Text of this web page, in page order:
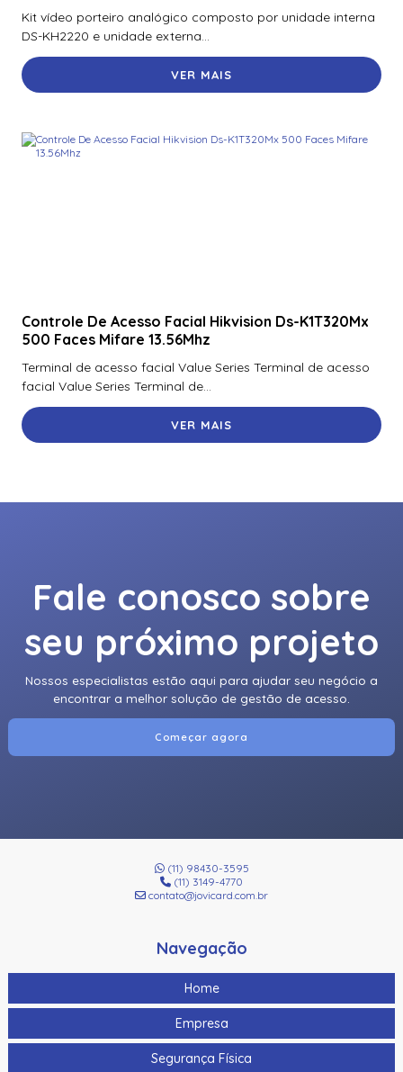
Kit vídeo porteiro analógico composto por unidade interna
DS-KH2220 e unidade externa...
VER MAIS
Controle De Acesso Facial Hikvision Ds-K1T320Mx
500 Faces Mifare 13.56Mhz
Terminal de acesso facial Value Series Terminal de acesso
facial Value Series Terminal de...
VER MAIS
Fale conosco sobre
seu próximo projeto
Nossos especialistas estão aqui para ajudar seu negócio a
encontrar a melhor solução de gestão de acesso.
Começar agora
(11) 98430-3595
(11) 3149-4770
contato@jovicard.com.br
Navegação
Home
Empresa
Segurança Física